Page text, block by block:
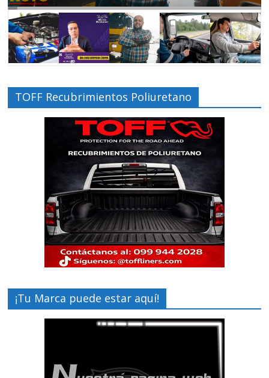
TOFF Recubrimientos Poliuretano
¡Tu Marca puede estar aquí!